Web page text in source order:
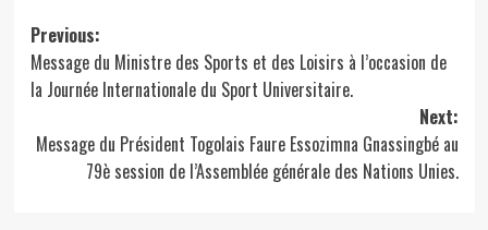
Post
navigation
Previous:
Message du Ministre des Sports et des Loisirs à l’occasion de
la Journée Internationale du Sport Universitaire.
Next:
Message du Président Togolais Faure Essozimna Gnassingbé au
79è session de l’Assemblée générale des Nations Unies.